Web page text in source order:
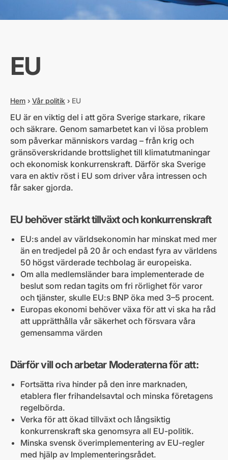
EU
Hem › Vår politik › EU
EU är en viktig del i att göra Sverige starkare, rikare
och säkrare. Genom samarbetet kan vi lösa problem
som påverkar människors vardag – från krig och
gränsöverskridande brottslighet till klimatutmaningar
och ekonomisk konkurrenskraft. Därför ska Sverige
vara en aktiv röst i EU som driver våra intressen och
får saker gjorda.
EU behöver stärkt tillväxt och konkurrenskraft
EU:s andel av världsekonomin har minskat med mer
än en tredjedel på 20 år och endast fyra av världens
50 högst värderade techbolag är europeiska.
Om alla medlemsländer bara implementerade de
beslut som redan tagits om fri rörlighet för varor
och tjänster, skulle EU:s BNP öka med 3–5 procent.
Europas ekonomi behöver växa för att vi ska ha råd
att upprätthålla vår säkerhet och försvara våra
gemensamma värden
Därför vill och arbetar Moderaterna för att:
Fortsätta riva hinder på den inre marknaden,
etablera fler frihandelsavtal och minska företagens
regelbörda.
Verka för att ökad tillväxt och långsiktig
konkurrenskraft ska genomsyra all EU-politik.
Minska svensk överimplementering av EU-regler
med hjälp av Implementeringsrådet.